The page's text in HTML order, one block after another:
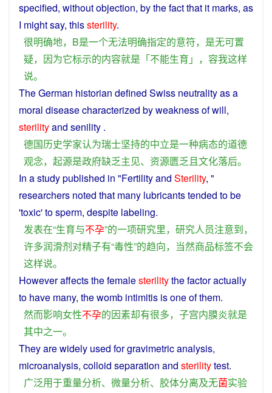
specified, without objection, by the fact that it marks, as
I mightsay, thissterility.
很明确地， B是一个无法明确指定的意符， 是无可置
疑， 因为它标示的内容就是 「不能生育 」， 容我这样
说。
TheGerman historian defined Swiss neutralityasa
moral diseasecharacterized byweaknessofwill,
sterilityand senility .
德国历史学家认为瑞士坚持的中立是一种病态的道德
观念， 起源是政府缺乏主见、 资源匮乏且文化落后。
In astudypublished in "Fertilityand Sterility, "
researchers noted that many lubricantstended tobe
'toxic' tosperm, despite labeling.
发表在“生育与不孕”的一项研究里， 研究人员注意到，
许多润滑剂对精子有“毒性”的趋向， 当然商品标签不会
这样说。
Howeveraffectsthefemalesterilitythefactoractually
to have many, thewomb intimitis isoneof them.
然而影响女性不孕的因素却有很多， 子宫内膜炎就是
其中之一。
They arewidely used forgravimetricanalysis,
microanalysis, colloid separation and sterilitytest.
广泛用于重量分析、 微量分析、 胶体分离及无菌实验